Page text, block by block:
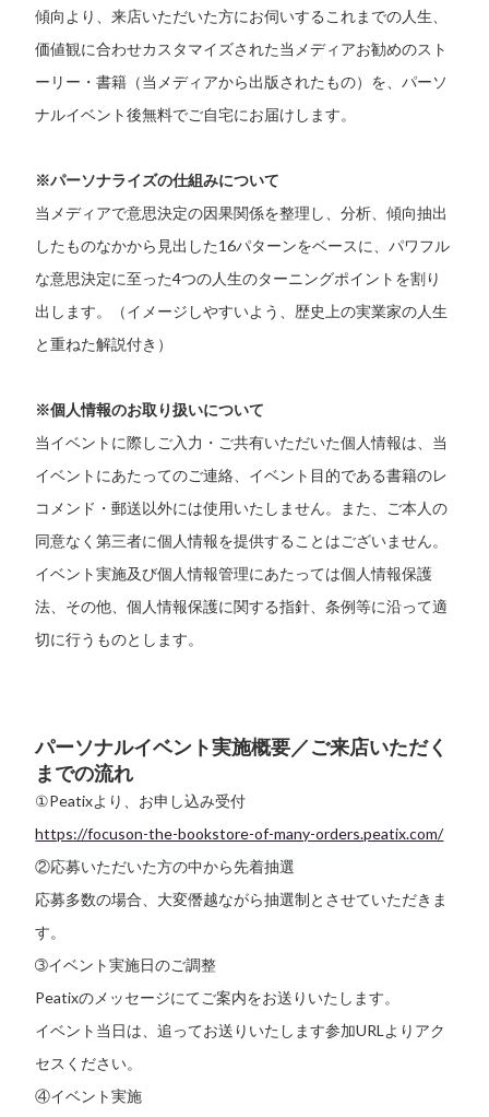
傾向より、来店いただいた方にお伺いするこれまでの人生、
価値観に合わせカスタマイズされた当メディアお勧めのスト
ーリー・書籍（当メディアから出版されたもの）を、パーソ
ナルイベント後無料でご自宅にお届けします。
※パーソナライズの仕組みについて
当メディアで意思決定の因果関係を整理し、分析、傾向抽出
したものなかから見出した16パターンをベースに、パワフル
な意思決定に至った4つの人生のターニングポイントを割り
出します。（イメージしやすいよう、歴史上の実業家の人生
と重ねた解説付き）
※個人情報のお取り扱いについて
当イベントに際しご入力・ご共有いただいた個人情報は、当
イベントにあたってのご連絡、イベント目的である書籍のレ
コメンド・郵送以外には使用いたしません。また、ご本人の
同意なく第三者に個人情報を提供することはございません。
イベント実施及び個人情報管理にあたっては個人情報保護
法、その他、個人情報保護に関する指針、条例等に沿って適
切に行うものとします。
パーソナルイベント実施概要／ご来店いただく
までの流れ
①Peatixより、お申し込み受付
https://focuson-the-bookstore-of-many-orders.peatix.com/
②応募いただいた方の中から先着抽選
応募多数の場合、大変僭越ながら抽選制とさせていただきま
す。
➂イベント実施日のご調整
Peatixのメッセージにてご案内をお送りいたします。
イベント当日は、追ってお送りいたします参加URLよりアク
セスください。
④イベント実施